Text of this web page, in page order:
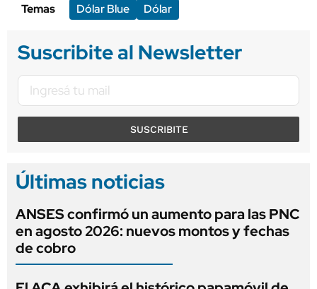
Temas Dólar Blue Dólar
Suscribite al Newsletter
SUSCRIBITE
Últimas noticias
ANSES confirmó un aumento para las PNC
en agosto 2026: nuevos montos y fechas
de cobro